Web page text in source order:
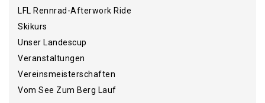
LFL Rennrad-Afterwork Ride
Skikurs
Unser Landescup
Veranstaltungen
Vereinsmeisterschaften
Vom See Zum Berg Lauf